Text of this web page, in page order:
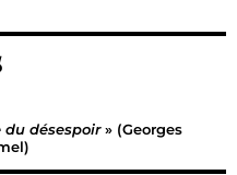
du désespoir» (Georges